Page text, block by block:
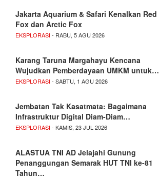
Jakarta Aquarium & Safari Kenalkan Red
Fox dan Arctic Fox
EKSPLORASI- RABU, 5 AGU 2026
Karang Taruna Margahayu Kencana
Wujudkan Pemberdayaan UMKM untuk…
EKSPLORASI- SABTU, 1 AGU 2026
Jembatan Tak Kasatmata: Bagaimana
Infrastruktur Digital Diam-Diam…
EKSPLORASI- KAMIS, 23 JUL 2026
ALASTUA TNI AD Jelajahi Gunung
Penanggungan Semarak HUT TNI ke-81
Tahun…